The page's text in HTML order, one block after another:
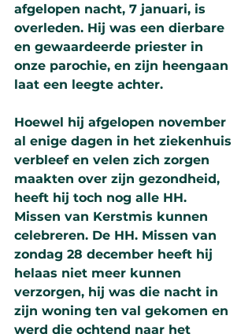
afgelopen nacht, 7 januari, is
overleden. Hij was een dierbare
en gewaardeerde priester in
onze parochie, en zijn heengaan
laat een leegte achter.
Hoewel hij afgelopen november
al enige dagen in het ziekenhuis
verbleef en velen zich zorgen
maakten over zijn gezondheid,
heeft hij toch nog alle HH.
Missen van Kerstmis kunnen
celebreren. De HH. Missen van
zondag 28 december heeft hij
helaas niet meer kunnen
verzorgen, hij was die nacht in
zijn woning ten val gekomen en
werd die ochtend naar het